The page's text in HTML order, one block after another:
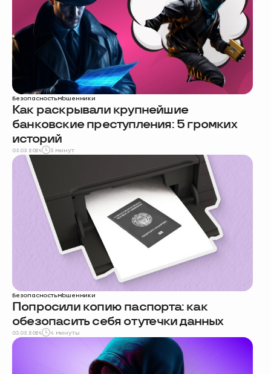
Безопасностьмошенники
Как раскрывали крупнейшие
банковские преступления: 5 громких
историй
05.05.2024 5 минут
Безопасностьмошенники
Попросили копию паспорта: как
обезопасить себя от утечки данных
03.05.2024 4 минуты